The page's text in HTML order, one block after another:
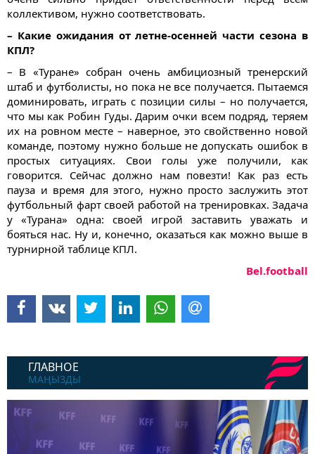
ГЛАВНОЕ
МАҢЫЗДЫ
коллективом, нужно соответствовать.
– Какие ожидания от летне-осенней части сезона в
КПЛ?
– В «Туране» собран очень амбициозный тренерский
штаб и футболисты, но пока не все получается. Пытаемся
доминировать, играть с позиции силы – но получается,
что мы как Робин Гуды. Дарим очки всем подряд, теряем
их на ровном месте – наверное, это свойственно новой
команде, поэтому нужно больше не допускать ошибок в
простых ситуациях. Свои голы уже получили, как
говорится. Сейчас должно нам повезти! Как раз есть
пауза и время для этого, нужно просто заслужить этот
футбольный фарт своей работой на тренировках. Задача
у «Турана» одна: своей игрой заставить уважать и
бояться нас. Ну и, конечно, оказаться как можно выше в
турнирной таблице КПЛ.
Bel.football